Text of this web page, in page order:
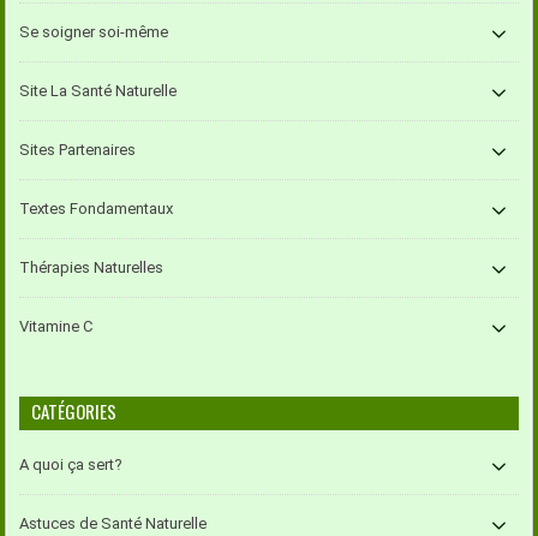
Se soigner soi-même
Site La Santé Naturelle
Sites Partenaires
Textes Fondamentaux
Thérapies Naturelles
Vitamine C
CATÉGORIES
A quoi ça sert?
Astuces de Santé Naturelle